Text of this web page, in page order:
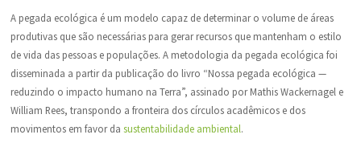
A pegada ecológica é um modelo capaz de determinar o volume de áreas
produtivas que são necessárias para gerar recursos que mantenham o estilo
de vida das pessoas e populações. A metodologia da pegada ecológica foi
disseminada a partir da publicação do livro “Nossa pegada ecológica —
reduzindo o impacto humano na Terra”, assinado por Mathis Wackernagel e
William Rees, transpondo a fronteira dos círculos acadêmicos e dos
movimentos em favor da sustentabilidade ambiental.